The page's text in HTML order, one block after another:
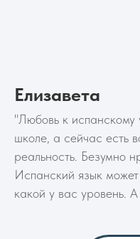
Елизавета
"Любовь к испанскому
школе, а сейчас есть
реальность. Безумно
Испанский язык может
какой у вас уровень.